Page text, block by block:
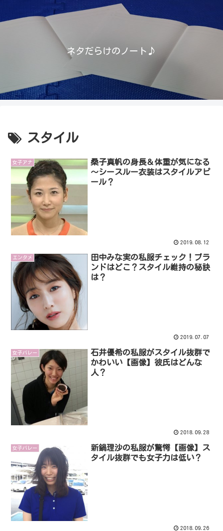
ネタだらけのノート♪
スタイル
女子アナ
桑子真帆の身長＆体重が気になる
～シースルー衣装はスタイルアピ
ール？
2019.08.12
エンタメ
田中みな実の私服チェック！ブラ
ンドはどこ？スタイル維持の秘訣
は？
2019.07.07
女子バレー
石井優希の私服がスタイル抜群で
かわいい【画像】彼氏はどんな
人？
2018.09.28
女子バレー
新鍋理沙の私服が驚愕【画像】ス
タイル抜群でも女子力は低い？
2018.09.26